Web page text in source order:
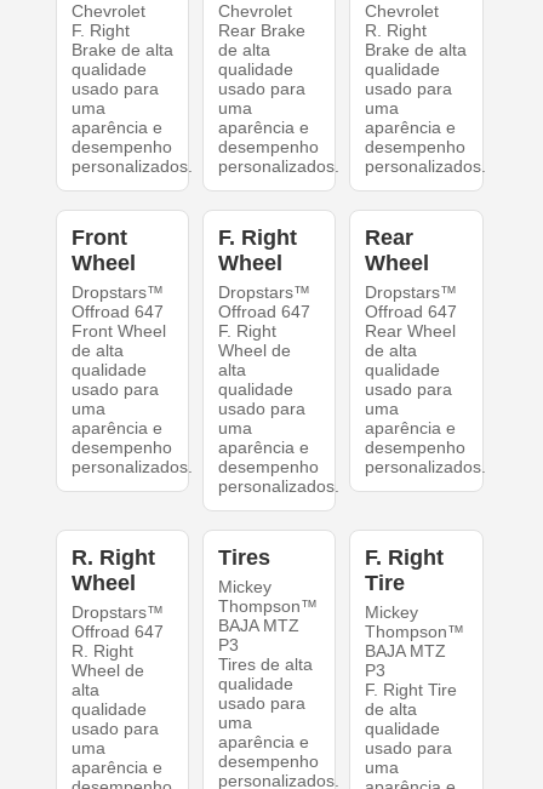
Chevrolet
F. Right
Brake de alta
qualidade
usado para
uma
aparência e
desempenho
personalizados.
Chevrolet
Rear Brake
de alta
qualidade
usado para
uma
aparência e
desempenho
personalizados.
Chevrolet
R. Right
Brake de alta
qualidade
usado para
uma
aparência e
desempenho
personalizados.
Front
Wheel
Dropstars™
Offroad 647
Front Wheel
de alta
qualidade
usado para
uma
aparência e
desempenho
personalizados.
F. Right
Wheel
Dropstars™
Offroad 647
F. Right
Wheel de
alta
qualidade
usado para
uma
aparência e
desempenho
personalizados.
Rear
Wheel
Dropstars™
Offroad 647
Rear Wheel
de alta
qualidade
usado para
uma
aparência e
desempenho
personalizados.
R. Right
Wheel
Dropstars™
Offroad 647
R. Right
Wheel de
alta
qualidade
usado para
uma
aparência e
Tires
Mickey
Thompson™
BAJA MTZ
P3
Tires de alta
qualidade
usado para
uma
aparência e
desempenho
personalizados.
F. Right
Tire
Mickey
Thompson™
BAJA MTZ
P3
F. Right Tire
de alta
qualidade
usado para
uma